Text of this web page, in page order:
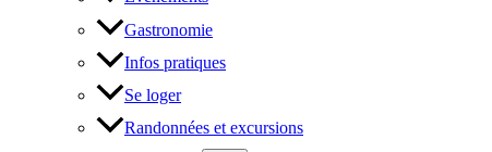
Gastronomie
Infos pratiques
Se loger
Randonnées et excursions